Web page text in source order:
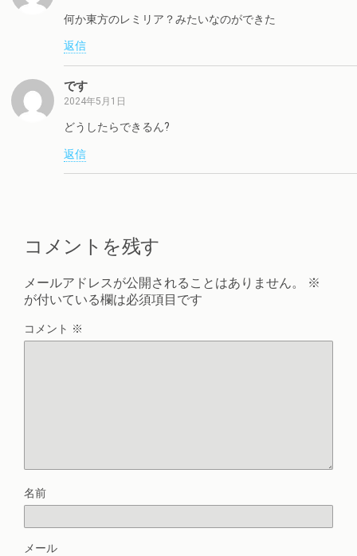
何か東方のレミリア？みたいなのができた
返信
です
2024年5月1日
どうしたらできるん?
返信
コメントを残す
メールアドレスが公開されることはありません。
※
が付いている欄は必須項目です
コメント ※
名前
メール